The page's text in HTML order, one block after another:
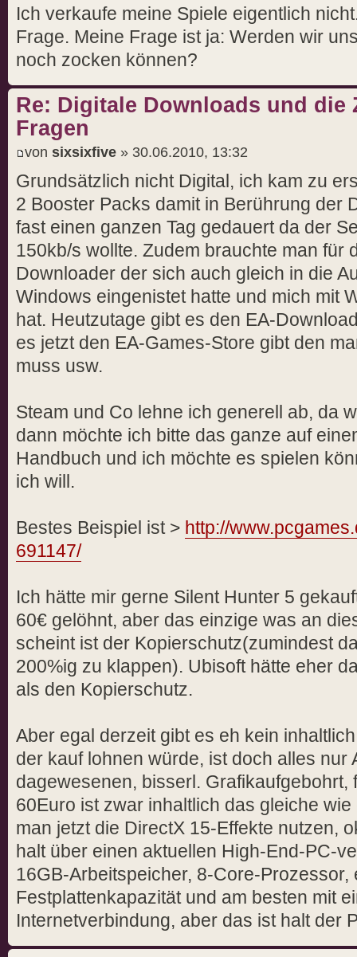
Ich verkaufe meine Spiele eigentlich
Frage. Meine Frage ist ja: Werden wir
noch zocken können?
Re: Digitale Downloads und die
Fragen
von sixsixfive » 30.06.2010, 13:32
Grundsätzlich nicht Digital, ich kam zu
2 Booster Packs damit in Berührung der
fast einen ganzen Tag gedauert da der
150kb/s wollte. Zudem brauchte man für
Downloader der sich auch gleich in die
Windows eingenistet hatte und mich mit
hat. Heutzutage gibt es den EA-
es jetzt den EA-Games-Store gibt den
muss usw.
Steam und Co lehne ich generell ab, da
dann möchte ich bitte das ganze auf
Handbuch und ich möchte es spielen
ich will.
Bestes Beispiel ist > http://
691147/
Ich hätte mir gerne Silent Hunter 5
60€ gelöhnt, aber das einzige was an
scheint ist der Kopierschutz(zumindest
200%ig zu klappen). Ubisoft hätte eher
als den Kopierschutz.
Aber egal derzeit gibt es eh kein
der kauf lohnen würde, ist doch alles nur
dagewesenen, bisserl. Grafikaufgebohrt,
60Euro ist zwar inhaltlich das gleiche
man jetzt die DirectX 15-Effekte nutzen,
halt über einen aktuellen High-End-PC-
16GB-Arbeitspeicher, 8-Core-Prozessor,
Festplattenkapazität und am besten mit
Internetverbindung, aber das ist halt der